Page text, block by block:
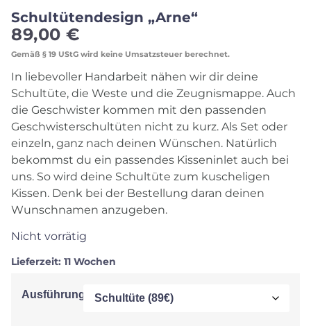
Schultütendesign „Arne“
89,00 €
Gemäß § 19 UStG wird keine Umsatzsteuer berechnet.
In liebevoller Handarbeit nähen wir dir deine
Schultüte, die Weste und die Zeugnismappe. Auch
die Geschwister kommen mit den passenden
Geschwisterschultüten nicht zu kurz. Als Set oder
einzeln, ganz nach deinen Wünschen. Natürlich
bekommst du ein passendes Kisseninlet auch bei
uns. So wird deine Schultüte zum kuscheligen
Kissen. Denk bei der Bestellung daran deinen
Wunschnamen anzugeben.
Nicht vorrätig
Lieferzeit: 11 Wochen
Ausführung